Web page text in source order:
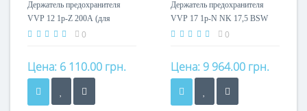
Держатель предохранителя
VVP 12 1p-Z 200А (для
внешн.монтажа, e=292мм)
0
Цена: 6 110.00 грн.
Держатель предохранителя
VVP 17 1p-N NK 17,5 BSW
200А, e=367мм 0
Цена: 9 964.00 грн.